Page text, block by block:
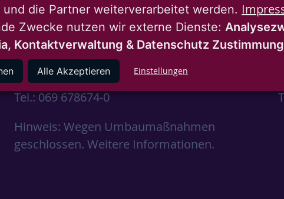
Nassauische Heimstätte Wohnungs- und
Entwicklungsgesellschaft mbH
Schaumainkai 47
60596 Frankfurt am Main
Tel.: 069 678674-0
Hinweis: Wegen Umbaumaßnahmen
geschlossen. Weitere Informationen.
und die Partner weiterverarbeitet werden.
Zwecke nutzen wir externe Dienste:
Kontaktverwaltung & Datenschutz
Einstellungen
Alle Akzeptieren